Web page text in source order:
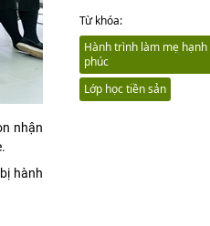
nhận
hành
Từ khóa:
Hành trình làm mẹ hạnh
phúc
Lớp học tiền sản